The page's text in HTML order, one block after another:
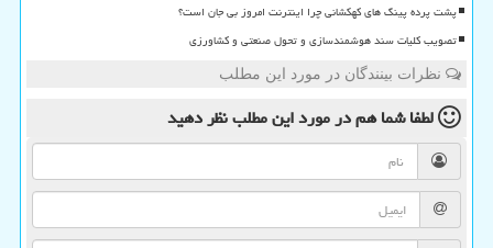
پشت پرده پینگ های کهکشانی چرا اینترنت امروز بی جان است؟
تصویب کلیات سند هوشمندسازی و تحول صنعتی و کشاورزی
نظرات بینندگان در مورد این مطلب
لطفا شما همدر مورد این مطلبنظر دهید